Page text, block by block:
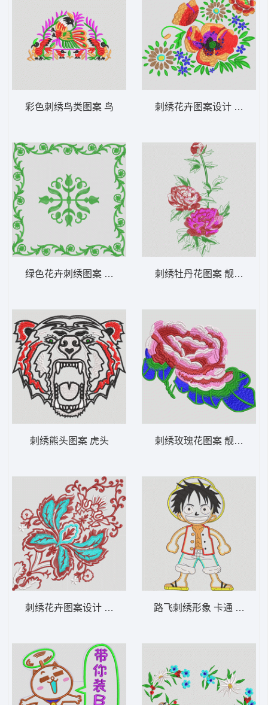
彩色刺绣鸟类图案 鸟
绿色花卉刺绣图案 抱枕
刺绣熊头图案 虎头
刺绣花卉图案设计 抱枕
刺绣花卉图案设计 靓花牡
刺绣牡丹花图案 靓花牡丹
刺绣玫瑰花图案 靓花牡丹
路飞刺绣形象 卡通 海贼王